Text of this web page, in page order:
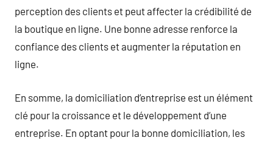
perception des clients et peut affecter la crédibilité de
la boutique en ligne. Une bonne adresse renforce la
confiance des clients et augmenter la réputation en
ligne.
En somme, la domiciliation d’entreprise est un élément
clé pour la croissance et le développement d’une
entreprise. En optant pour la bonne domiciliation, les